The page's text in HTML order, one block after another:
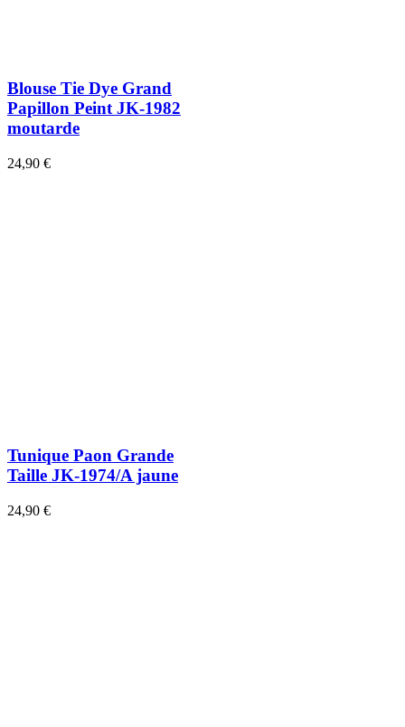
Blouse Tie Dye Grand
Papillon Peint JK-1982
moutarde
24,90 €
Tunique Paon Grande
Taille JK-1974/A jaune
24,90 €